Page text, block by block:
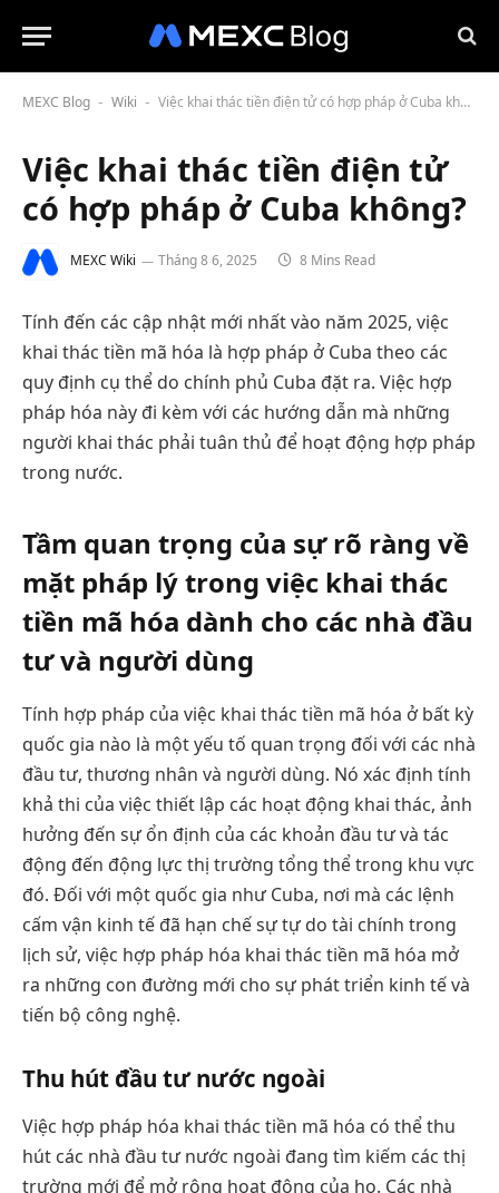
MEXC Blog - Wiki - Việc khai thác tiền điện tử có hợp pháp ở Cuba không?
Việc khai thác tiền điện tử
có hợp pháp ở Cuba không?
MEXC Wiki Tháng 8 6, 2025 8 Mins Read
Tính đến các cập nhật mới nhất vào năm 2025, việc
khai thác tiền mã hóa là hợp pháp ở Cuba theo các
quy định cụ thể do chính phủ Cuba đặt ra. Việc hợp
pháp hóa này đi kèm với các hướng dẫn mà những
người khai thác phải tuân thủ để hoạt động hợp pháp
trong nước.
Tầm quan trọng của sự rõ ràng về
mặt pháp lý trong việc khai thác
tiền mã hóa dành cho các nhà đầu
tư và người dùng
Tính hợp pháp của việc khai thác tiền mã hóa ở bất kỳ
quốc gia nào là một yếu tố quan trọng đối với các nhà
đầu tư, thương nhân và người dùng. Nó xác định tính
khả thi của việc thiết lập các hoạt động khai thác, ảnh
hưởng đến sự ổn định của các khoản đầu tư và tác
động đến động lực thị trường tổng thể trong khu vực
đó. Đối với một quốc gia như Cuba, nơi mà các lệnh
cấm vận kinh tế đã hạn chế sự tự do tài chính trong
lịch sử, việc hợp pháp hóa khai thác tiền mã hóa mở
ra những con đường mới cho sự phát triển kinh tế và
tiến bộ công nghệ.
Thu hút đầu tư nước ngoài
Việc hợp pháp hóa khai thác tiền mã hóa có thể thu
hút các nhà đầu tư nước ngoài đang tìm kiếm các thị
trường mới để mở rộng hoạt động của họ. Các nhà